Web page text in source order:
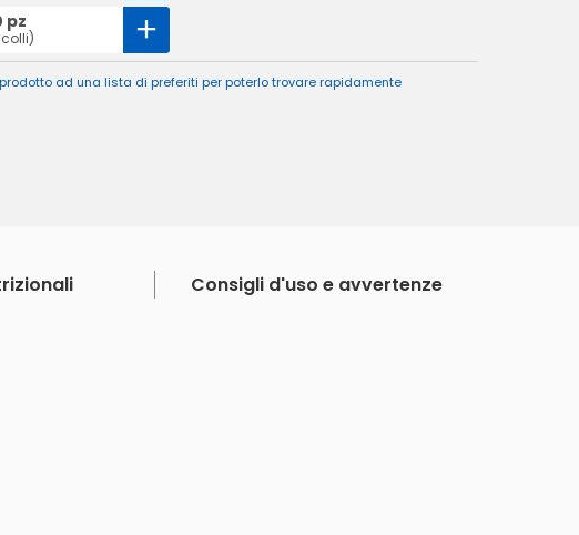
pz
ad una lista di preferiti per poterlo trovare rapidamente
Consigli d'uso e avvertenze